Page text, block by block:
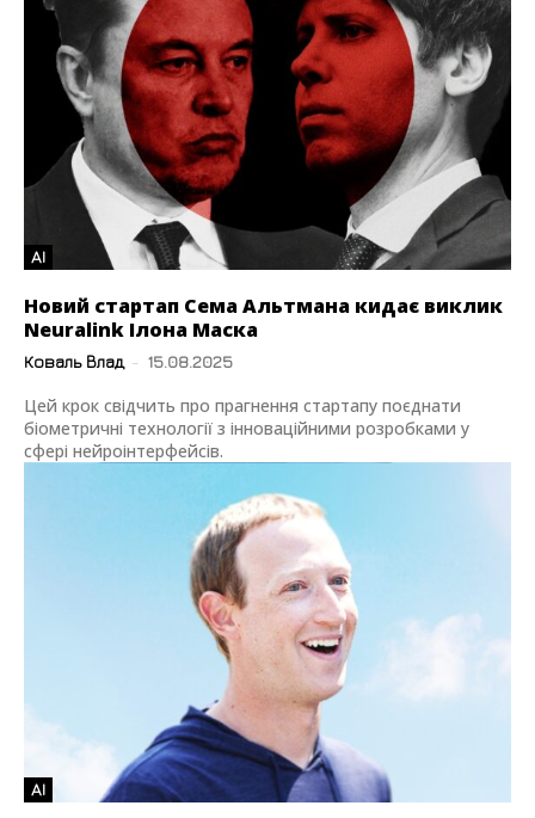
AI
Новий стартап Сема Альтмана кидає виклик
Neuralink Ілона Маска
Коваль Влад - 15.08.2025
Цей крок свідчить про прагнення стартапу поєднати
біометричні технології з інноваційними розробками у
сфері нейроінтерфейсів.
AI